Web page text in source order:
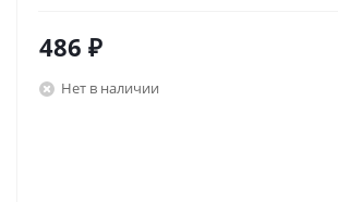
486 ₽
Нет в наличии